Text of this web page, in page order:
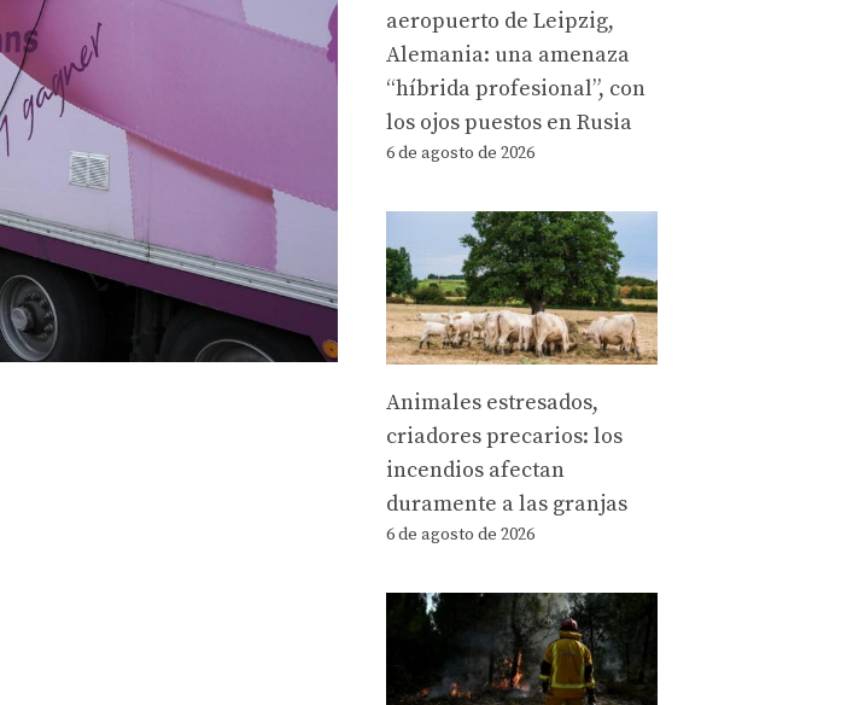
aeropuerto de Leipzig,
Alemania: una amenaza
“híbrida profesional”, con
los ojos puestos en Rusia
6 de agosto de 2026
Animales estresados,
criadores precarios: los
incendios afectan
duramente a las granjas
6 de agosto de 2026